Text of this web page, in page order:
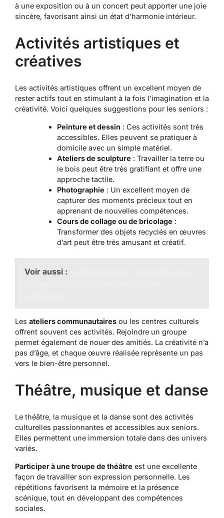
à une exposition ou à un concert peut apporter une joie
sincère, favorisant ainsi un état d’harmonie intérieur.
Activités artistiques et
créatives
Les activités artistiques offrent un excellent moyen de
rester actifs tout en stimulant à la fois l’imagination et la
créativité. Voici quelques suggestions pour les seniors :
Peinture et dessin: Ces activités sont très
accessibles. Elles peuvent se pratiquer à
domicile avec un simple matériel.
Ateliers de sculpture : Travailler la terre ou
le bois peut être très gratifiant et offre une
approche tactile.
Photographie : Un excellent moyen de
capturer des moments précieux tout en
apprenant de nouvelles compétences.
Cours de collage ou de bricolage :
Transformer des objets recyclés en œuvres
d’art peut être très amusant et créatif.
Voir aussi :
Les ateliers communautaires ou les centres culturels
offrent souvent ces activités. Rejoindre un groupe
permet également de nouer des amitiés. La créativité n’a
pas d’âge, et chaque œuvre réalisée représente un pas
vers le bien-être personnel.
Théâtre, musique et danse
Le théâtre, la musique et la danse sont des activités
culturelles passionnantes et accessibles aux seniors.
Elles permettent une immersion totale dans des univers
variés.
Participer à une troupe de théâtre est une excellente
façon de travailler son expression personnelle. Les
répétitions favorisent la mémoire et la présence
scénique, tout en développant des compétences
sociales.